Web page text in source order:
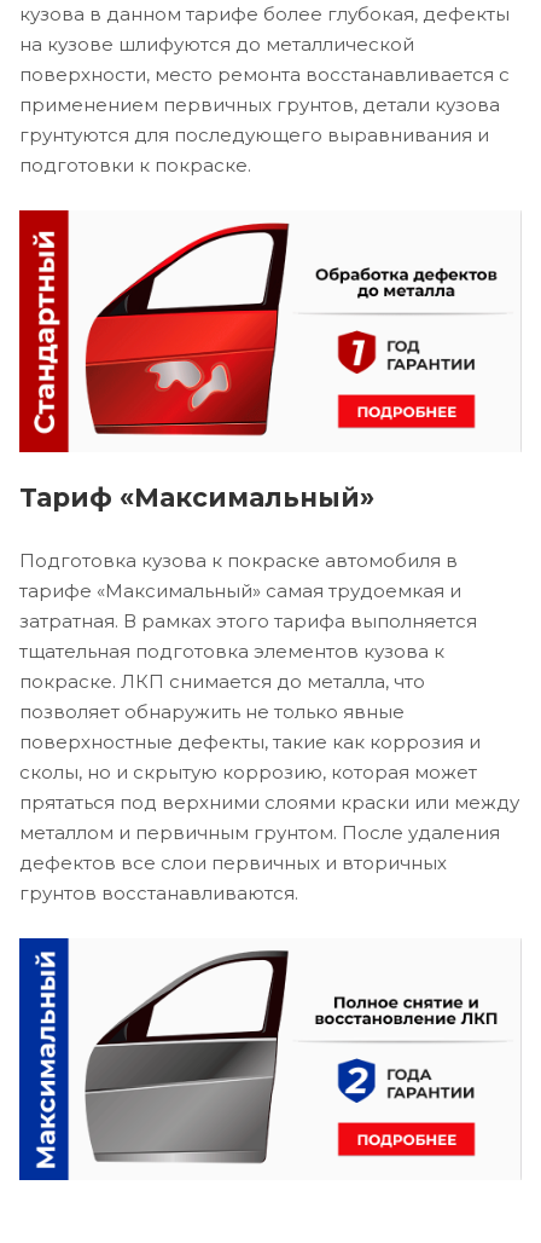
кузова в данном тарифе более глубокая, дефекты
на кузове шлифуются до металлической
поверхности, место ремонта восстанавливается с
применением первичных грунтов, детали кузова
грунтуются для последующего выравнивания и
подготовки к покраске.
Тариф «Максимальный»
Подготовка кузова к покраске автомобиля в
тарифе «Максимальный» самая трудоемкая и
затратная. В рамках этого тарифа выполняется
тщательная подготовка элементов кузова к
покраске. ЛКП снимается до металла, что
позволяет обнаружить не только явные
поверхностные дефекты, такие как коррозия и
сколы, но и скрытую коррозию, которая может
прятаться под верхними слоями краски или между
металлом и первичным грунтом. После удаления
дефектов все слои первичных и вторичных
грунтов восстанавливаются.